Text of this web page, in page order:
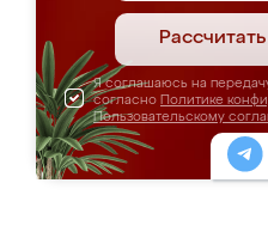
Я соглашаюсь на
согласно Политике
Пользовательскому